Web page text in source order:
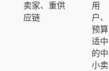
卖家、重供
应链
用
户、
预算
适中
的中
小卖